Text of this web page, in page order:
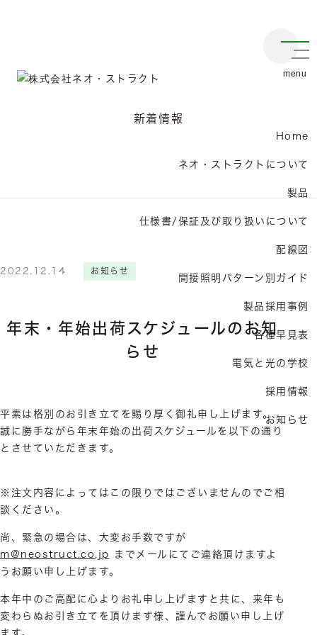
Home
ネオ・ストラクトについて
製品
仕様書/保証及び取り扱いについて
配線図
間接照明パターン別ガイド
製品採用事例
各種早見表
電気と光の学校
採用情報
お知らせ
新着情報
2022.12.14 お知らせ
年末・年始出荷スケジュールのお知
らせ
平素は格別のお引き立てを賜り厚く御礼申し上げます。
誠に勝手ながら年末年始の出荷スケジュールを以下の通り
とさせていただきます。
※注文内容によってはこの限りではございませんのでご相
談ください。
尚、緊急の場合は、大変お手数ですが
m@neostruct.co.jp までメールにてご連絡頂けますよ
うお願い申し上げます。
本年中のご高配に心よりお礼申し上げますと共に、来年も
変わらぬお引き立てを頂けます様、謹んでお願い申し上げ
ます。